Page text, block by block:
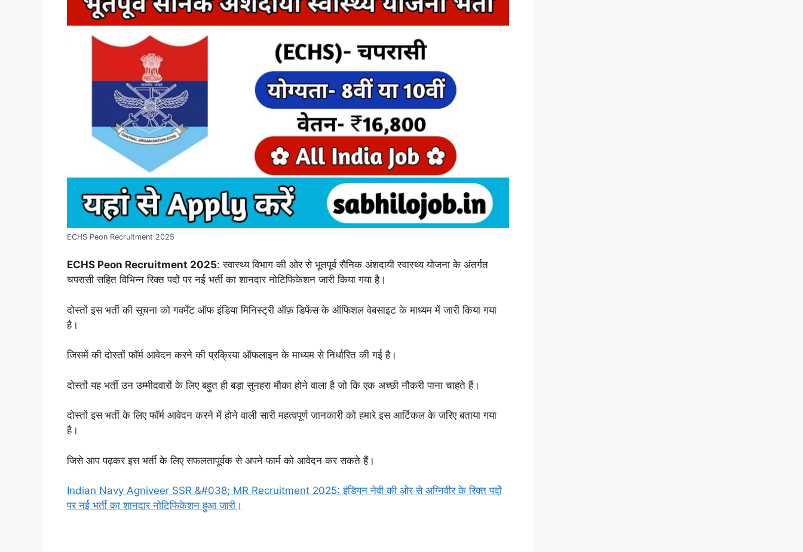
ECHS Peon Recruitment 2025
ECHS Peon Recruitment 2025: स्वास्थ्य विभाग की ओर से भूतपूर्व सैनिक अंशदायी स्वास्थ्य योजना के अंतर्गत
चपरासी सहित विभिन्न रिक्त पदों पर नई भर्ती का शानदार नोटिफिकेशन जारी किया गया है।
दोस्तों इस भर्ती की सूचना को गवर्मेंट ऑफ इंडिया मिनिस्ट्री ऑफ़ डिफेंस के ऑफिशल वेबसाइट के माध्यम में जारी किया गया
है।
जिसमें की दोस्तों फॉर्म आवेदन करने की प्रक्रिया ऑफलाइन के माध्यम से निर्धारित की गई है।
दोस्तों यह भर्ती उन उम्मीदवारों के लिए बहुत ही बड़ा सुनहरा मौका होने वाला है जो कि एक अच्छी नौकरी पाना चाहते हैं।
दोस्तों इस भर्ती के लिए फॉर्म आवेदन करने में होने वाली सारी महत्वपूर्ण जानकारी को हमारे इस आर्टिकल के जरिए बताया गया
है।
जिसे आप पढ़कर इस भर्ती के लिए सफलतापूर्वक से अपने फार्म को आवेदन कर सकते हैं।
Indian Navy Agniveer SSR &#038; MR Recruitment 2025: इंडियन नेवी की ओर से अग्निवीर के रिक्त पदों
पर नई भर्ती का शानदार नोटिफिकेशन हुआ जारी।